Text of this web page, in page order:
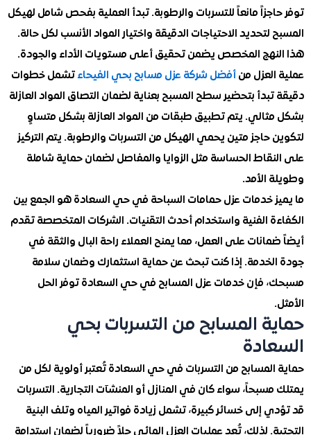
مانعاً للتسربات والرطوبة. تبدأ العملية بفحص شامل لهيكل
لتحديد الاحتياجات الدقيقة واختيار المواد الأنسب لكل حالة.
المخصص يضمن تحقيق أعلى مستويات الأداء والجودة.
منأفضل شركة عزل مسابح بحي الفيحاءتشمل خطوات
بتحضير سطح المسبح بعناية لضمان التصاق المواد العازلة
يتم تطبيق طبقات من المواد العازلة بشكل متساوٍ
حاجز متين يحمي الهيكل من التسربات والرطوبة. يتم التركيز
الحساسة مثل الزوايا والمفاصل لضمان حماية شاملة
الأمد.
خدمات عزل حمامات السباحة في حي السعادة هو الجمع بين
الفنية واستخدام أحدث التقنيات. الشركات المتخصصة تقدم
على العمل، مما يمنح العملاء راحة البال والثقة في
إذا كنت تبحث عن حماية استثمارك وضمان سلامة
فإن خدمات عزل المسابح في حي السعادة توفر الحل
المسابح من التسربات بحي
من التسربات في حي السعادة تُعتبر أولوية لكل من
سواء كان في المنازل أو المنشآت التجارية. التسربات
إلى خسائر كبيرة، تشمل زيادة فواتير المياه وتلف البنية
لذلك، تُعد عمليات العزل المائي حلاً ضرورياً لضمان استدامة